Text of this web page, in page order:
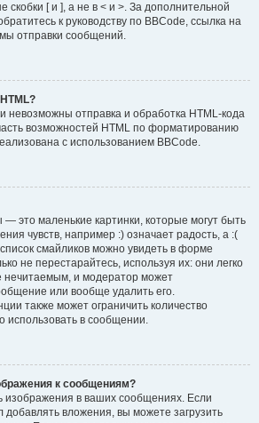
скобки [ и ], а не в < и >. За дополнительной
к руководству по BBCode, ссылка на
отправки сообщений.
невозможны отправка и обработка HTML-кода
возможностей HTML по форматированию
с использованием BBCode.
это маленькие картинки, которые могут быть
чувств, например :) означает радость, а :(
смайликов можно увидеть в форме
не перестарайтесь, используя их: они легко
нечитаемым, и модератор может
или вообще удалить его.
также может ограничить количество
использовать в сообщении.
к сообщениям?
в ваших сообщениях. Если
вложения, вы можете загрузить